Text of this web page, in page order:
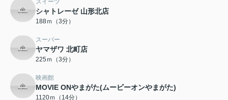
スイーツ
シャトレーゼ 山形北店
188ｍ（3分）
スーパー
ヤマザワ 北町店
225ｍ（3分）
映画館
MOVIE ONやまがた(ムービーオンやまがた)
1120ｍ（14分）